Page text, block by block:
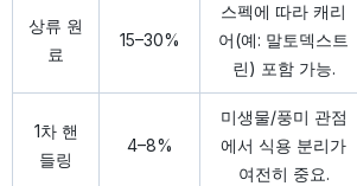
상류 원
료
15–30%
스펙에 따라 캐리
어(예: 말토덱스트
린) 포함 가능.
1차 핸
들링
4–8%
미생물/풍미 관점
에서 식용 분리가
여전히 중요.